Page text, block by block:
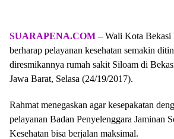
SUARAPENA.COM – Wali Kota Bekasi
berharap pelayanan kesehatan semakin
diresmikannya rumah sakit Siloam di
Jawa Barat, Selasa (24/19/2017).
Rahmat menegaskan agar kesepakatan
pelayanan Badan Penyelenggara Jaminan
Kesehatan bisa berjalan maksimal.